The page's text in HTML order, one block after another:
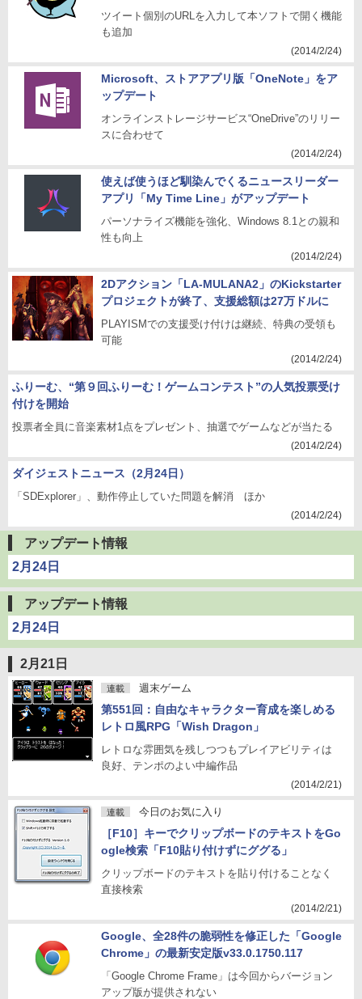
ツイート個別のURLを入力して本ソフトで開く機能
も追加
(2014/2/24)
Microsoft、ストアアプリ版「OneNote」をア
ップデート
オンラインストレージサービス“OneDrive”のリリー
スに合わせて
(2014/2/24)
使えば使うほど馴染んでくるニュースリーダー
アプリ「My Time Line」がアップデート
パーソナライズ機能を強化、Windows 8.1との親和
性も向上
(2014/2/24)
2Dアクション「LA-MULANA2」のKickstarter
プロジェクトが終了、支援総額は27万ドルに
PLAYISMでの支援受け付けは継続、特典の受領も
可能
(2014/2/24)
ふりーむ、“第９回ふりーむ！ゲームコンテスト”の人気投票受け
付けを開始
投票者全員に音楽素材1点をプレゼント、抽選でゲームなどが当たる
(2014/2/24)
ダイジェストニュース（2月24日）
「SDExplorer」、動作停止していた問題を解消 ほか
(2014/2/24)
アップデート情報
2月24日
アップデート情報
2月24日
2月21日
連載 週末ゲーム
第551回：自由なキャラクター育成を楽しめる
レトロ風RPG「Wish Dragon」
レトロな雰囲気を残しつつもプレイアビリティは
良好、テンポのよい中編作品
(2014/2/21)
連載 今日のお気に入り
［F10］キーでクリップボードのテキストをGo
ogle検索「F10貼り付けずにググる」
クリップボードのテキストを貼り付けることなく
直接検索
(2014/2/21)
Google、全28件の脆弱性を修正した「Google
Chrome」の最新安定版v33.0.1750.117
「Google Chrome Frame」は今回からバージョン
アップ版が提供されない